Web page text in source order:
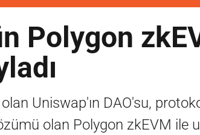
Polygon
Uniswap'ın DAO'su,
olan Polygon zkEVM ile